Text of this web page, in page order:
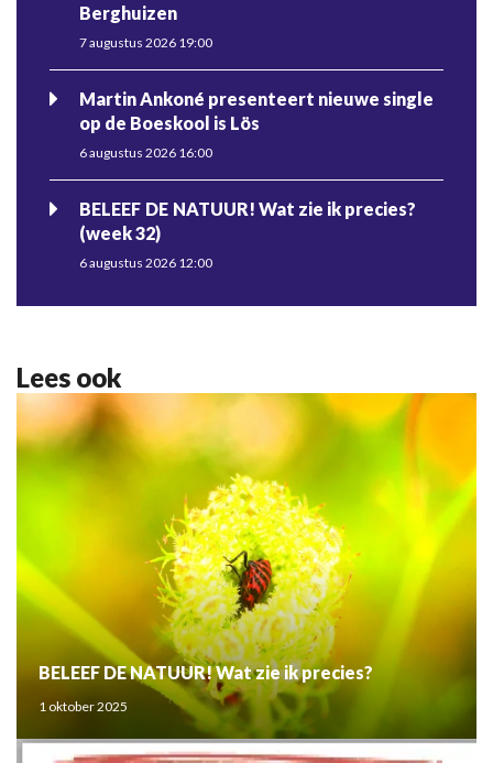
Berghuizen
7 augustus 2026 19:00
Martin Ankoné presenteert nieuwe single
op de Boeskool is Lös
6 augustus 2026 16:00
BELEEF DE NATUUR! Wat zie ik precies?
(week 32)
6 augustus 2026 12:00
Lees ook
BELEEF DE NATUUR! Wat zie ik precies?
1 oktober 2025